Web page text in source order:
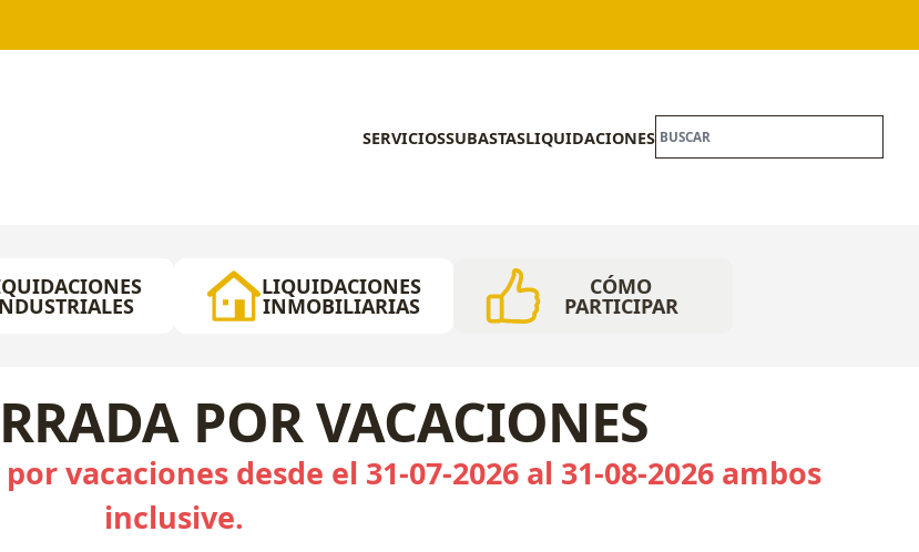
SERVICIOSSUBASTASLIQUIDACIONES
LIQUIDACIONES
INMOBILIARIAS
CÓMO
PARTICIPAR
POR VACACIONES
vacaciones desde el 31-07-2026 al 31-08-2026 ambos
inclusive.